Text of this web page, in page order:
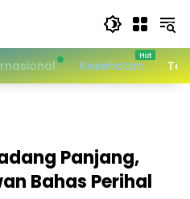
Kesehatan
Panjang,
Bahas Perihal